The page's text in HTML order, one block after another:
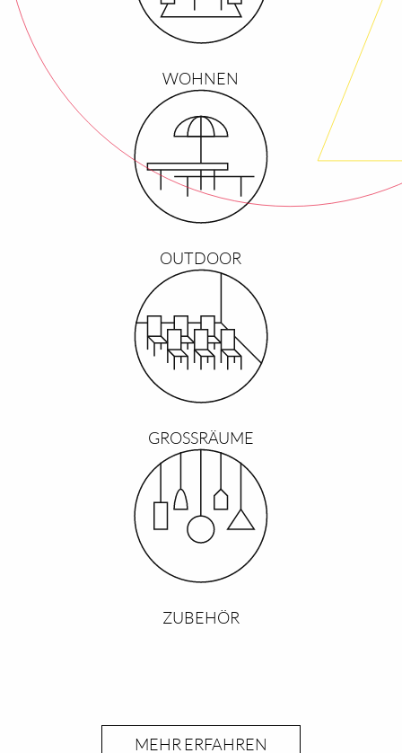
WOHNEN
OUTDOOR
GROSSRÄUME
ZUBEHÖR
MEHR ERFAHREN